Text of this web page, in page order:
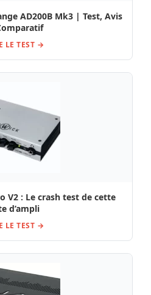
AD200B Mk3 | Test, Avis
LE TEST →
V2 : Le crash test de cette
d’ampli
LE TEST →